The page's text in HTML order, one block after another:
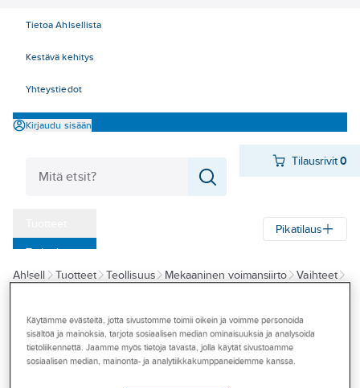
Tietoa Ahlsellista
Kestävä kehitys
Yhteystiedot
Kirjaudu sisään
Tilausrivit 0
‎Tarjoukset
Myymälät
Konseptit
Palvelut
Pikatilaus
Ahlsell Tuotteet Teollisuus Mekaaninen voimansiirto
Vaihteet
BONFIGLIOLI
Kierukkavaihde
Käytämme evästeitä, jotta sivustomme toimii oikein ja voimme personoida
sisältöä ja mainoksia, tarjota sosiaalisen median ominaisuuksia ja analysoida
tietoliikennettä. Jaamme myös tietoja tavasta, jolla käytät sivustoamme
sosiaalisen median, mainonta- ja analytiikkakumppaneidemme kanssa.